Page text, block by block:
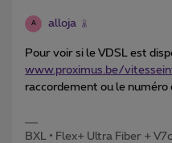
A alloja
Pour voir si le VDSL est
www.proximus.be/
raccordement ou le
BXL • Flex+ Ultra Fiber +